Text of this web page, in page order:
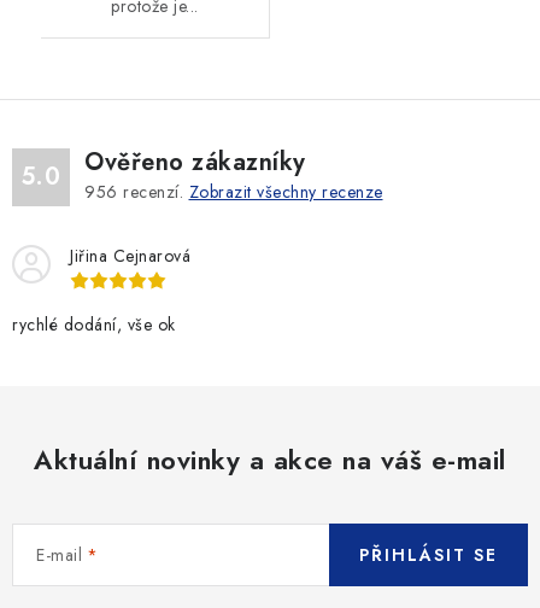
protože je...
5.0 Ověřeno zákazníky
956 recenzí. Zobrazit všechny recenze
Jiřina Cejnarová
rychlé dodání, vše ok
Aktuální novinky a akce na váš e-mail
E-mail PŘIHLÁSIT SE